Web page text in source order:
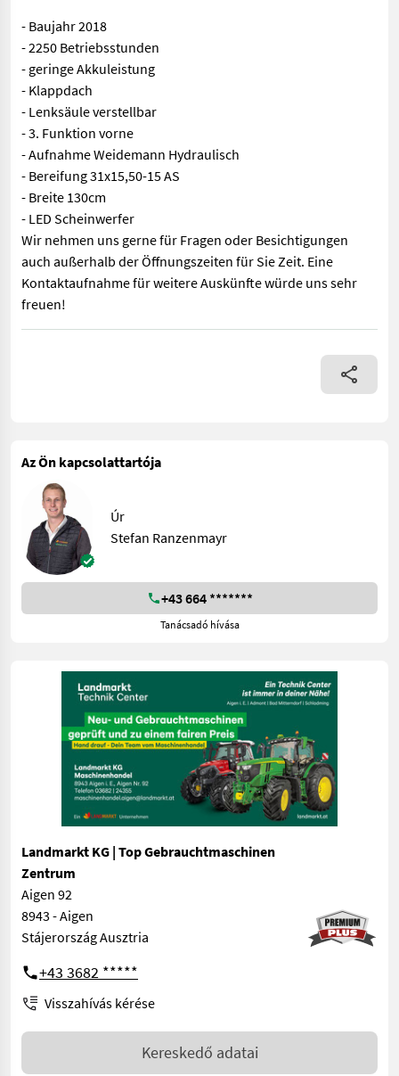
- Baujahr 2018
- 2250 Betriebsstunden
- geringe Akkuleistung
- Klappdach
- Lenksäule verstellbar
- 3. Funktion vorne
- Aufnahme Weidemann Hydraulisch
- Bereifung 31x15,50-15 AS
- Breite 130cm
- LED Scheinwerfer
Wir nehmen uns gerne für Fragen oder Besichtigungen
auch außerhalb der Öffnungszeiten für Sie Zeit. Eine
Kontaktaufnahme für weitere Auskünfte würde uns sehr
freuen!
Gebrauchter Weidemann Hoftrac 1160 Elektro -
Az Ön kapcsolattartója
Úr
Stefan Ranzenmayr
+43 664 *******
Tanácsadó hívása
Landmarkt KG | Top Gebrauchtmaschinen
Zentrum
Aigen 92
8943 - Aigen
Stájerország Ausztria
+43 3682 *****
Visszahívás kérése
Kereskedő adatai